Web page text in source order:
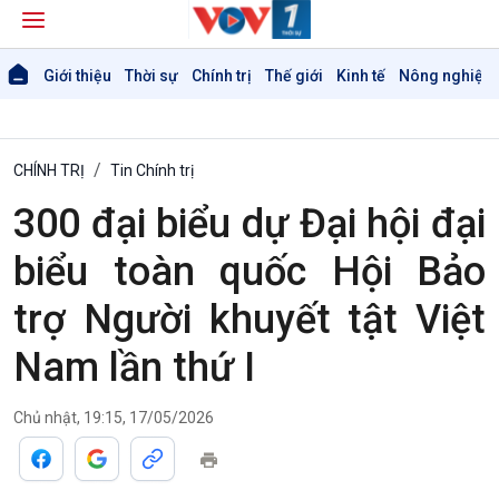
Giới thiệu Thời sự Chính trị Thế giới Kinh tế Nông nghiệp
CHÍNH TRỊ Tin Chính trị
300 đại biểu dự Đại hội đại
biểu toàn quốc Hội Bảo
trợ Người khuyết tật Việt
Nam lần thứ I
Chủ nhật, 19:15, 17/05/2026